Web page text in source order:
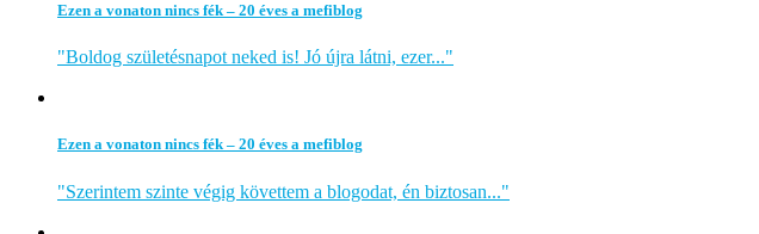
Ezen a vonaton nincs fék – 20 éves a mefiblog
"Boldog születésnapot neked is! Jó újra látni, ezer..."
Ezen a vonaton nincs fék – 20 éves a mefiblog
"Szerintem szinte végig követtem a blogodat, én biztosan..."